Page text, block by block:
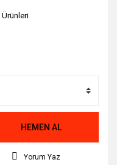
HEMEN AL
Yorum Yaz